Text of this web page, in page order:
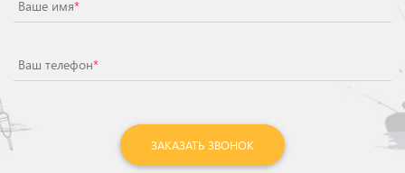
Ваше имя*
Ваш телефон*
ЗАКАЗАТЬ ЗВОНОК